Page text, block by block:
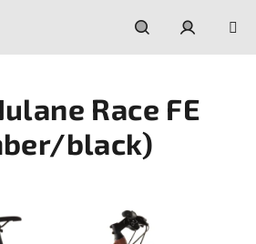
Hľadať
Race FE
black)